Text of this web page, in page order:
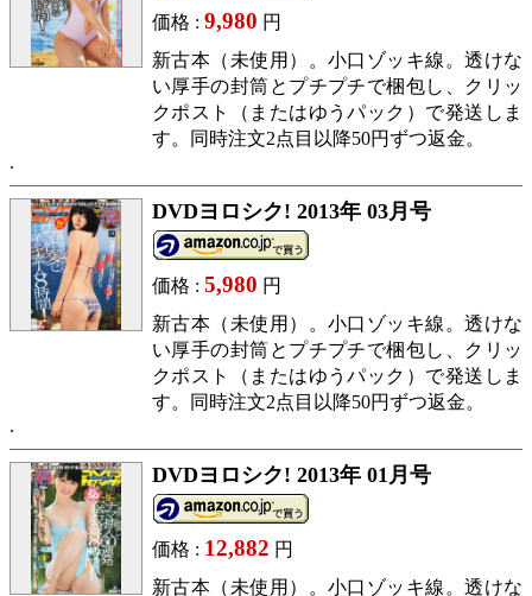
価格 : 9,980 円
新古本（未使用）。小口ゾッキ線。透けな
い厚手の封筒とプチプチで梱包し、クリッ
クポスト（またはゆうパック）で発送しま
す。同時注文2点目以降50円ずつ返金。
DVDヨロシク! 2013年 03月号
価格 : 5,980 円
新古本（未使用）。小口ゾッキ線。透けな
い厚手の封筒とプチプチで梱包し、クリッ
クポスト（またはゆうパック）で発送しま
す。同時注文2点目以降50円ずつ返金。
DVDヨロシク! 2013年 01月号
価格 : 12,882 円
新古本（未使用）。小口ゾッキ線。透けな